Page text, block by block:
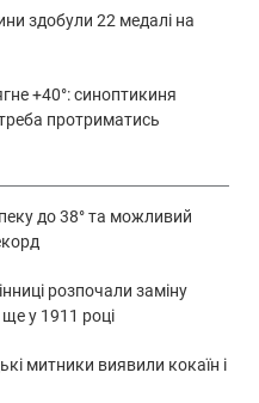
здобули 22 медалі на
+40°: синоптикиня
протриматись
до 38° та можливий
розпочали заміну
у 1911 році
митники виявили кокаїн і